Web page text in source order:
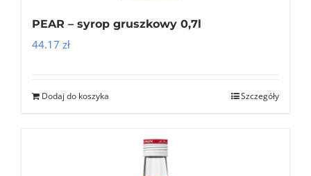
PEAR – syrop gruszkowy 0,7l
44.17 zł
Dodaj do koszyka Szczegóły